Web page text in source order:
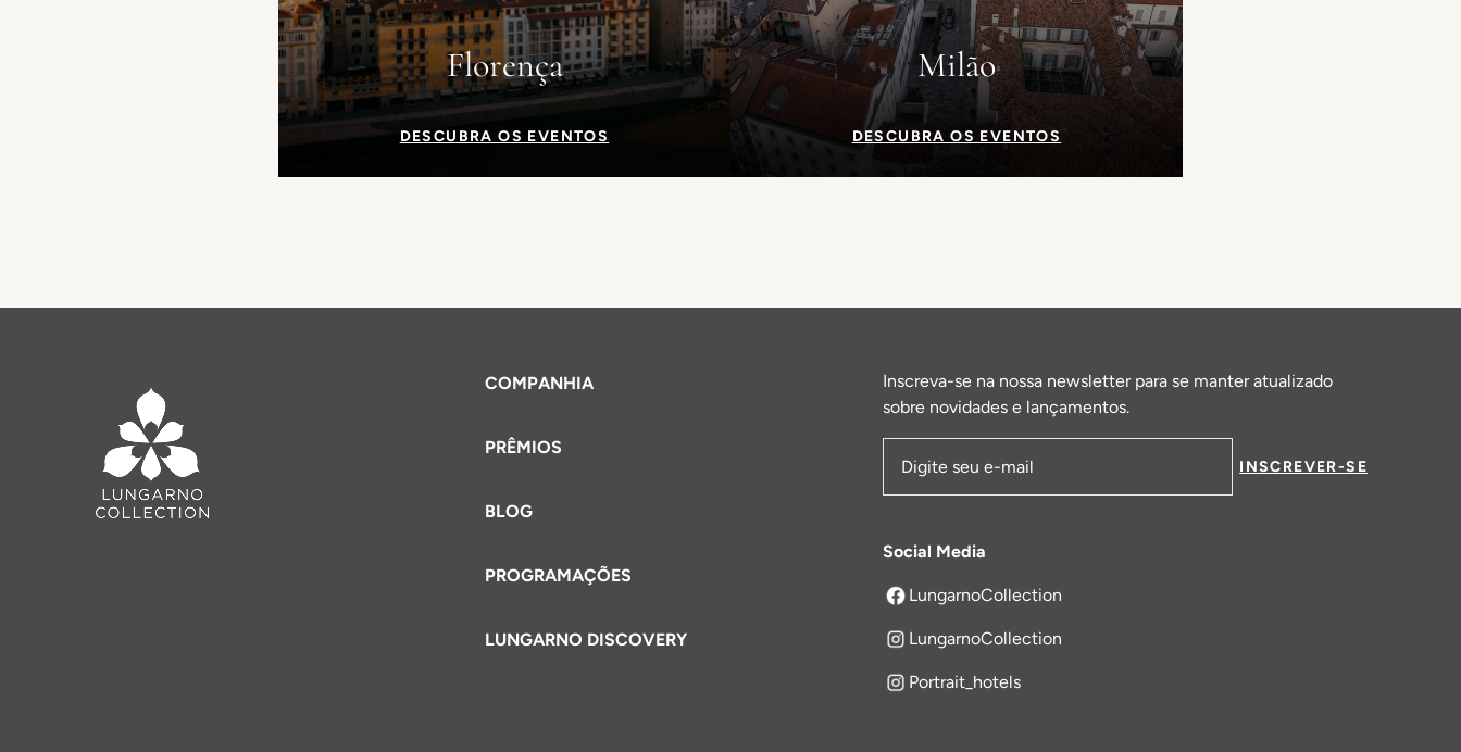
Florença
DESCUBRA OS EVENTOS
Milão
DESCUBRA OS EVENTOS
COMPANHIA
PRÊMIOS
BLOG
PROGRAMAÇÕES
LUNGARNO DISCOVERY
Inscreva-se na nossa newsletter para se manter atualizado
sobre novidades e lançamentos.
Endereço de email
INSCREVER-SE
Social Media
LungarnoCollection
abre em uma nova aba
LungarnoCollection
Portrait_hotels